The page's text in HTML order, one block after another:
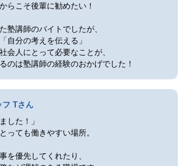
らこそ後輩に勧めたい！
塾講師のバイトでしたが、
自分の考えを伝える」
会人にとって必要なことが、
のは塾講師の経験のおかげでした！
フ Tさん
した！」
っても働きやすい場所。
を優先してくれたり、